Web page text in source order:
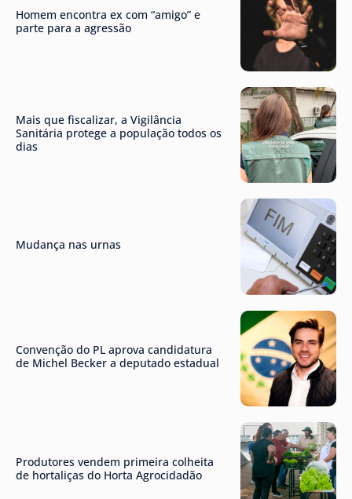
Homem encontra ex com “amigo” e
parte para a agressão
Mais que fiscalizar, a Vigilância
Sanitária protege a população todos os
dias
Mudança nas urnas
Convenção do PL aprova candidatura
de Michel Becker a deputado estadual
Produtores vendem primeira colheita
de hortaliças do Horta Agrocidadão